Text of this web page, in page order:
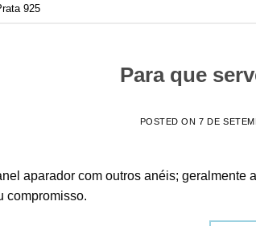
925
Para que
POSTED ON7 DE
aparador com outros anéis;
compromisso.